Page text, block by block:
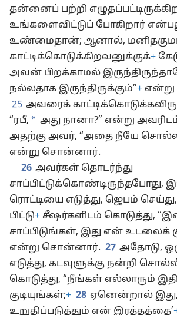
தன்னைப் பற்றி
உங்களைவிட்டுப் போகிறார்
உண்மைதான்; ஆனால்,
காட்டிக்கொடுக்கிறவனுக்குக்+
அவன் பிறக்காமல்
நல்லதாக இருந்திருக்கும்”+
25 அவரைக்
“ரபீ, * அது நானா?” என்று
அதற்கு அவர், “அதை நீயே
என்று சொன்னார்.
26 அவர்கள் தொடர்ந்து
சாப்பிட்டுக்கொண்டிருந்தபோது,
ரொட்டியை எடுத்து, ஜெபம் செய்து,
பிட்டு+ சீஷர்களிடம் கொடுத்து,
சாப்பிடுங்கள், இது என் உடலைக்
என்று சொன்னார். 27 அதோடு,
எடுத்து, கடவுளுக்கு நன்றி
கொடுத்து, “நீங்கள் எல்லாரும்
குடியுங்கள்;+ 28 ஏனென்றால்
உறுதிப்படுத்தும் என் இரத்தத்தை’